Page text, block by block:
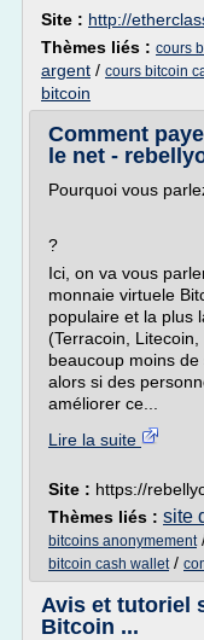
Site : http://
Thèmes liés : cours
argent / cours bitcoin
bitcoin
Comment
le net -
Pourquoi vous
?
Ici, on va vous
monnaie virtuele
populaire et la plus
(Terracoin,
beaucoup moins
alors si des
améliorer ce...
Lire la suite
Site : https://
Thèmes liés : site
bitcoins anonymement
bitcoin cash wallet/
Avis et tutoriel
Bitcoin ...